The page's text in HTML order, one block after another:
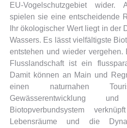
EU-Vogelschutzgebiet
spielen sie eine entscheidende
Ihr ökologischer Wert liegt in der
Wassers. Es lässt vielfältigste
entstehen und wieder vergehen.
Flusslandschaft ist ein
Damit können an Main und
einen naturnahen
Gewässerentwicklung
Biotopverbundsystem
Lebensräume und die